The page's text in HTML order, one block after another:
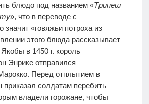
блюдо под названием «Трипеш
», что в переводе с
значит «говяжьи потроха из
этого блюда рассказывает
в 1450 г. король
Энрике отправился
Перед отплытием в
приказал солдатам перебить
владели горожане, чтобы